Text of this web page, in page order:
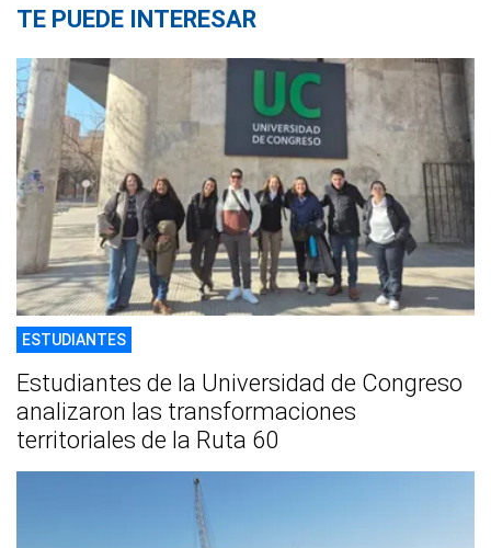
TE PUEDE INTERESAR
ESTUDIANTES
Estudiantes de la Universidad de Congreso
analizaron las transformaciones
territoriales de la Ruta 60